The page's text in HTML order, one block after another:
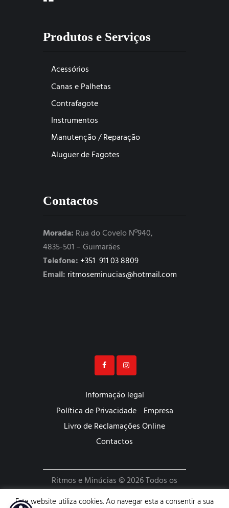
Produtos e Serviços
Acessórios
Canas e Palhetas
Contrafagote
Instrumentos
Manutenção / Reparação
Aluguer de Fagotes
Contactos
Morada: Rua do Covelo Nº940,
4835-501 – Guimarães
Telefone: +351 911 03 8809
Email: ritmoseminucias@hotmail.com
Informação legal
Política de Privacidade Empresa
Livro de Reclamações Online
Contactos
Ritmos e Minúcias © 2026 Todos os
Este website utiliza cookies. Ao navegar esta a consentir a sua